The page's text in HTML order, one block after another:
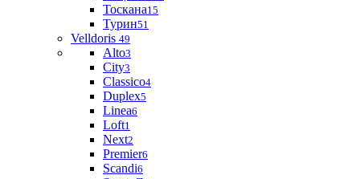
Тоскана15
Турин51
Velldoris 49
Alto3
City3
Classico4
Duplex5
Linea6
Loft1
Next2
Premier6
Scandi6